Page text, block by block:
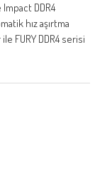
DDR4
hız aşırtma
FURY DDR4 serisi